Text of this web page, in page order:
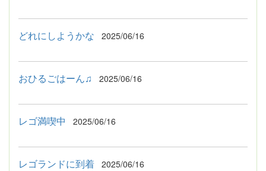
どれにしようかな 2025/06/16
おひるごはーん♫ 2025/06/16
レゴ満喫中 2025/06/16
レゴランドに到着 2025/06/16